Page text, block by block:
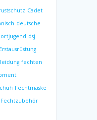
Cadet
deutsche
dsj
Erstausrüstung
fechten
Fechtmaske
Fechtzubehör